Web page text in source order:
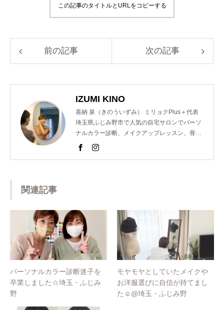
この記事のタイトルとURLをコピーする
前の記事 次の記事
IZUMI KINO
喜納 泉（きのういずみ） ミリョクPlus＋代表
埼玉県ふじみ野市で人気の自宅サロンでパーソ
ナルカラー診断、メイクアップレッスン、骨格
診断、顔診断、ショッピング同行のメニューを
当するなど多岐にわたり活躍中。
関連記事
パーソナルカラー診断迷子を
卒業しました☆埼玉・ふじみ
野
モヤモヤとしていたメイクや
お洋服選びに自信が持てまし
た☺️@埼玉・ふじみ野